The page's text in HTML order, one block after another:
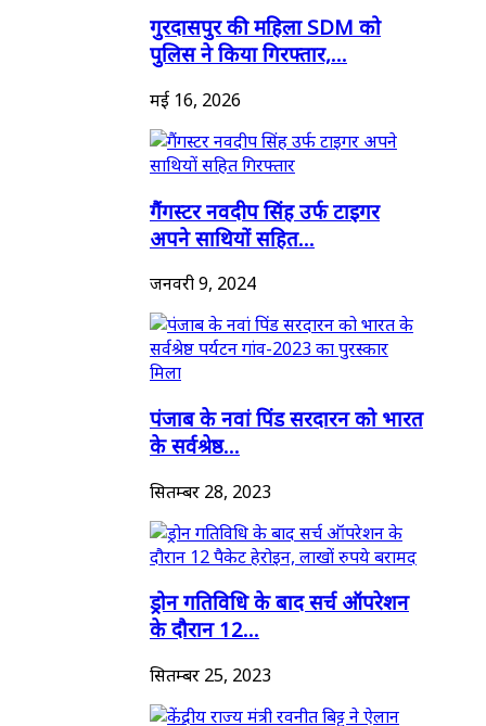
गुरदासपुर की महिला SDM को
पुलिस ने किया गिरफ्तार,...
मई 16, 2026
गैंगस्टर नवदीप सिंह उर्फ टाइगर
अपने साथियों सहित...
जनवरी 9, 2024
पंजाब के नवां पिंड सरदारन को भारत
के सर्वश्रेष्ठ...
सितम्बर 28, 2023
ड्रोन गतिविधि के बाद सर्च ऑपरेशन
के दौरान 12...
सितम्बर 25, 2023